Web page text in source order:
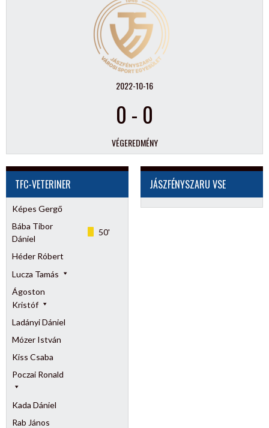
2022-10-16
0 - 0
VÉGEREDMÉNY
TFC-VETERINER
Képes Gergő
Bába Tibor
Dániel
50'
Héder Róbert
Lucza Tamás
Ágoston
Kristóf
Ladányi Dániel
Mózer István
Kiss Csaba
Poczai Ronald
Kada Dániel
Rab János
JÁSZFÉNYSZARU VSE